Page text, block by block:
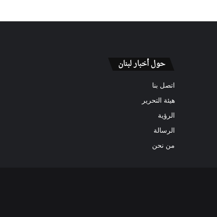
حول أخبار لبنان
اتصل بنا
هيئة التحرير
الرؤية
الرسالة
من نحن